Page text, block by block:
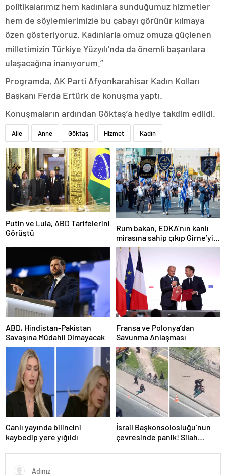
politikalarımız hem kadınlara sunduğumuz hizmetler
hem de söylemlerimizle bu çabayı görünür kılmaya
özen gösteriyoruz. Kadınlarla omuz omuza güçlenen
milletimizin Türkiye Yüzyılı’nda da önemli başarılara
ulaşacağına inanıyorum.”
Programda, AK Parti Afyonkarahisar Kadın Kolları
Başkanı Ferda Ertürk de konuşma yaptı.
Konuşmaların ardından Göktaş’a hediye takdim edildi.
Aile Anne Göktaş Hizmet Kadın
Putin ve Lula, ABD Tarifelerini
Görüştü
Rum bakan, EOKA’nın kanlı
mirasına sahip çıkıp Girne’yi
hedef gösterdi
ABD, Hindistan-Pakistan
Savaşına Müdahil Olmayacak
Fransa ve Polonya’dan
Savunma Anlaşması
Canlı yayında bilincini
kaybedip yere yığıldı
İsrail Başkonsolosluğu’nun
çevresinde panik! Silah
açıklama geldi